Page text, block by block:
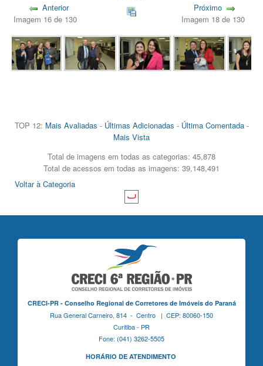
Anterior
Imagem 16 de 130
Próximo
Imagem 18 de 130
TOP 12: Mais Avaliadas - Últimas Adicionadas - Última Comentada-
Mais Vista
Total de imagens em todas as categorias: 45,878
Total de acessos em todas as imagens: 39,148,491
Voltar à Categoria
CRECI-PR - Conselho Regional de Corretores de Imóveis do Paraná
Rua General Carneiro, 814 - Centro | CEP: 80060-150
Curitiba - PR
Fone: (041) 3262-5505
HORÁRIO DE ATENDIMENTO